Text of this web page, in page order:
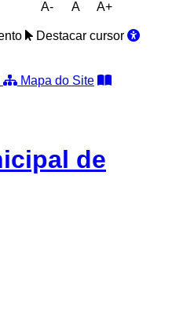
A- A A+
Destacar cursor
Mapa do Site
de